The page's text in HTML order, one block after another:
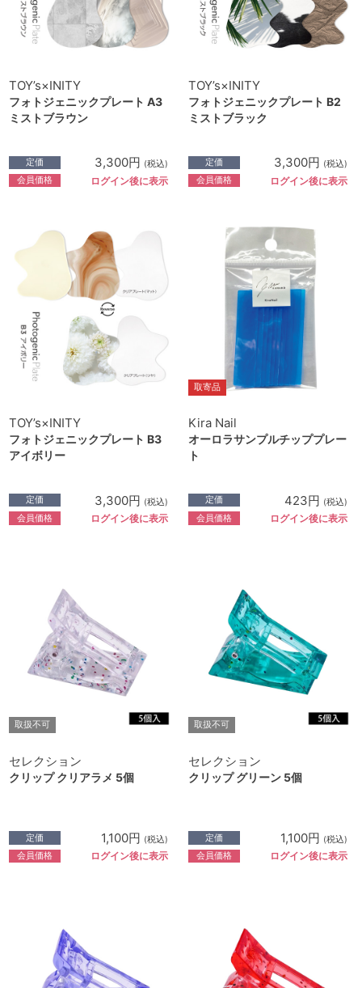
TOY’s×INITY
フォトジェニックプレート A3
ミストブラウン
定価 3,300円 (税込)
会員価格 ログイン後に表示
TOY’s×INITY
フォトジェニックプレート B2
ミストブラック
定価 3,300円 (税込)
会員価格 ログイン後に表示
TOY’s×INITY
フォトジェニックプレート B3
アイボリー
定価 3,300円 (税込)
会員価格 ログイン後に表示
取寄品
Kira Nail
オーロラサンプルチッププレー
ト
定価 423円 (税込)
会員価格 ログイン後に表示
取扱不可
セレクション
クリップ クリアラメ 5個
定価 1,100円 (税込)
会員価格 ログイン後に表示
取扱不可
セレクション
クリップ グリーン 5個
定価 1,100円 (税込)
会員価格 ログイン後に表示